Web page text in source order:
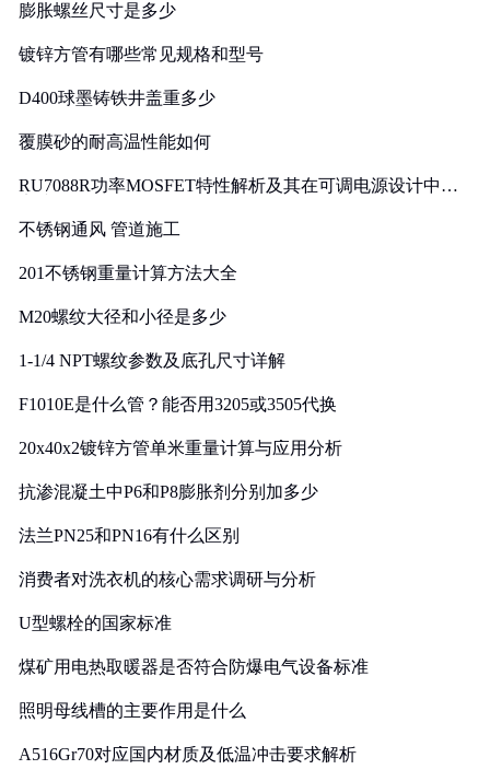
膨胀螺丝尺寸是多少
镀锌方管有哪些常见规格和型号
D400球墨铸铁井盖重多少
覆膜砂的耐高温性能如何
RU7088R功率MOSFET特性解析及其在可调电源设计中的
不锈钢通风 管道施工
201不锈钢重量计算方法大全
M20螺纹大径和小径是多少
1-1/4 NPT螺纹参数及底孔尺寸详解
F1010E是什么管？能否用3205或3505代换
20x40x2镀锌方管单米重量计算与应用分析
抗渗混凝土中P6和P8膨胀剂分别加多少
法兰PN25和PN16有什么区别
消费者对洗衣机的核心需求调研与分析
U型螺栓的国家标准
煤矿用电热取暖器是否符合防爆电气设备标准
照明母线槽的主要作用是什么
A516Gr70对应国内材质及低温冲击要求解析